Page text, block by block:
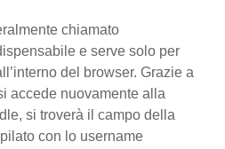
chiamato
e serve solo per
del browser. Grazie a
accede nuovamente alla
si troverà il campo della
con lo username